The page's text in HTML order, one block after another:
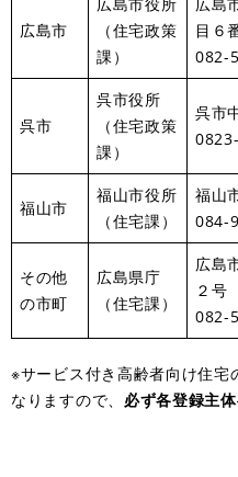
広島市
（住宅政策
課）
目６
082-
呉市
呉市役所
（住宅政策
課）
呉市
福山市
福山市役所
（住宅課）
福山
084-
その他
の市町
広島県庁
（住宅課）
広島
２号
082-
※サービス付き高齢者向け住
なりますので、 必ず各登録主